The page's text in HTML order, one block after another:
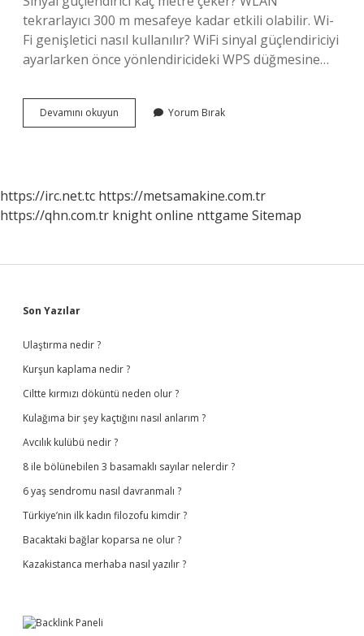
tekrarlayıcı 300 m mesafeye kadar etkili olabilir. Wi-
Fi genişletici nasıl kullanılır? WiFi sinyal güçlendiriciyi
ayarlarken önce yönlendiricideki WPS düğmesine…
Devamını okuyun
Güçlendirici
Yorum Bırak
https://irc.net.tc https://metsamakine.com.tr
https://qhn.com.tr knight online nttgame Sitemap
Sidebar
Son Yazılar
Ulaştırma nedir ?
Kurşun kaplama nedir ?
Ciltte kırmızı döküntü neden olur ?
Kulağıma bir şey kaçtığını nasıl anlarım ?
Avcılık kulübü nedir ?
8 ile bölünebilen 3 basamaklı sayılar nelerdir ?
6 yaş sendromu nasıl davranmalı ?
Türkiye’nin ilk kadın filozofu kimdir ?
Bacaktaki bağlar koparsa ne olur ?
Kazakistanca merhaba nasıl yazılır ?